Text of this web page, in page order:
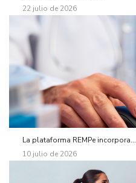
22 julio de 2026
La plataforma REMPe incorpora...
10 julio de 2026